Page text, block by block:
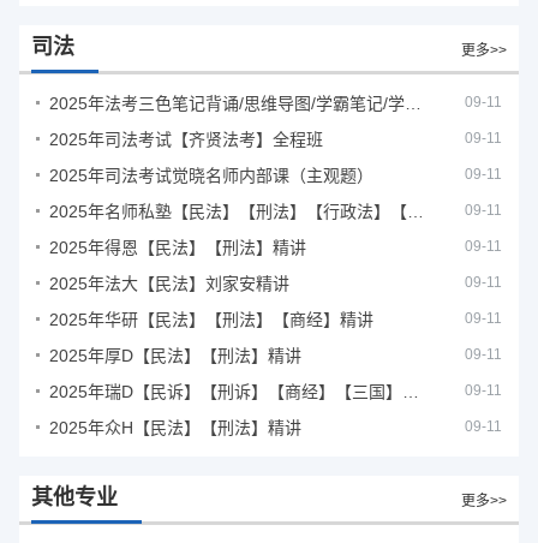
司法 更多>>
09-11
2025年司法考试【齐贤法考】全程班 09-11
2025年司法考试觉晓名师内部课（主观题） 09-11
09-11
2025年得恩【民法】【刑法】精讲 09-11
2025年法大【民法】刘家安精讲 09-11
2025年华研【民法】【刑法】【商经】精讲 09-11
2025年厚D【民法】【刑法】精讲 09-11
09-11
2025年众H【民法】【刑法】精讲 09-11
其他专业 更多>>